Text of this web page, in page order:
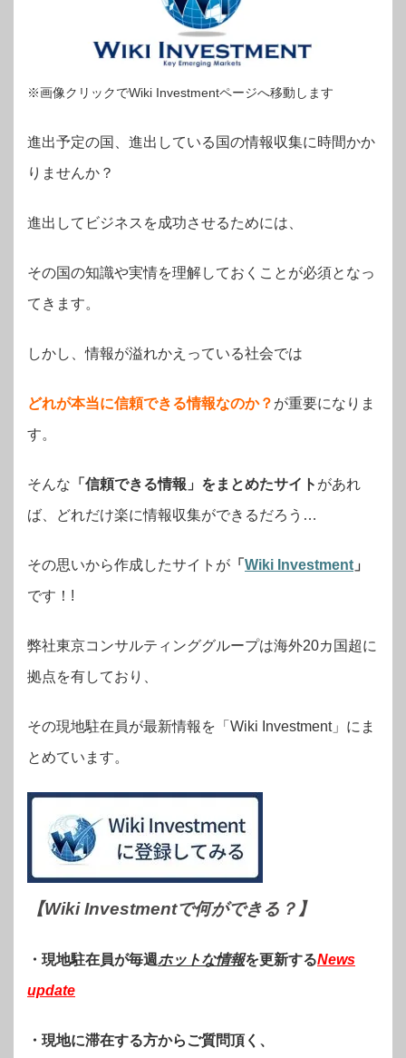
※画像クリックでWiki Investmentページへ移動します
進出予定の国、進出している国の情報収集に時間かか
りませんか？
進出してビジネスを成功させるためには、
その国の知識や実情を理解しておくことが必須となっ
てきます。
しかし、情報が溢れかえっている社会では
どれが本当に信頼できる情報なのか？ が重要になりま
す。
そんな 「信頼できる情報」をまとめたサイト があれ
ば、どれだけ楽に情報収集ができるだろう…
その思いから作成したサイトが 「 Wiki Investment 」
です！!
弊社東京コンサルティンググループは海外20カ国超に
拠点を有しており、
その現地駐在員が最新情報を「Wiki Investment」にま
とめています。
【Wiki Investmentで何ができる？ 】
・現地駐在員が毎週ホットな情報を更新するNews
update
・現地に滞在する方からご質問頂く、